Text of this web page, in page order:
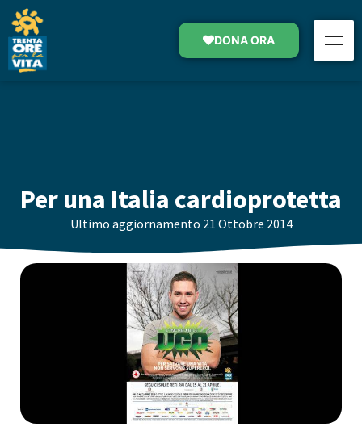
DONA ORA
Per una Italia cardioprotetta
Ultimo aggiornamento 21 Ottobre 2014